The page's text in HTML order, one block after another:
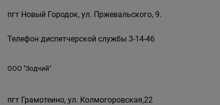
пгт Новый Городок, ул. Пржевальского, 9.
Телефон диспетчерской службы 3-14-46
ООО "Зодчий"
пгт Грамотеино, ул. Колмогоровская,22